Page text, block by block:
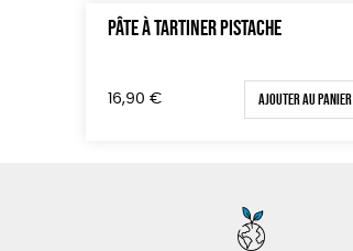
PÂTE À TARTINER PISTACHE
16,90 € Ajouter au panier